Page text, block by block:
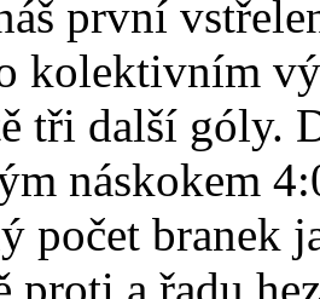
první
kolektivním
tři další góly.
náskokem
počet branek
proti a řadu